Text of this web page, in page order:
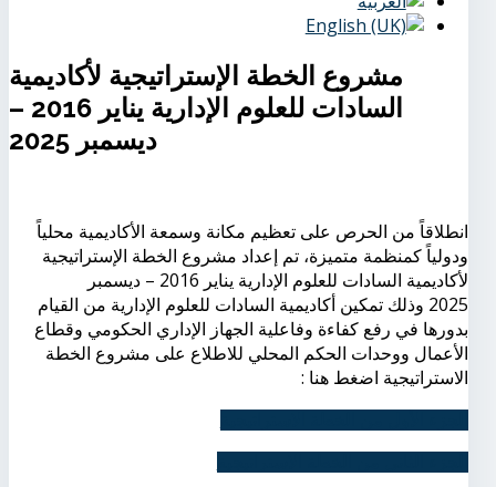
مشروع الخطة الإستراتيجية لأكاديمية
السادات للعلوم الإدارية يناير 2016 –
ديسمبر 2025
انطلاقاً من الحرص على تعظيم مكانة وسمعة الأكاديمية محلياً
ودولياً كمنظمة متميزة، تم إعداد مشروع الخطة الإستراتيجية
لأكاديمية السادات للعلوم الإدارية يناير 2016 – ديسمبر
2025 وذلك تمكين أكاديمية السادات للعلوم الإدارية من القيام
بدورها في رفع كفاءة وفاعلية الجهاز الإداري الحكومي وقطاع
الأعمال ووحدات الحكم المحلي للاطلاع على مشروع الخطة
الاستراتيجية اضغط هنا :